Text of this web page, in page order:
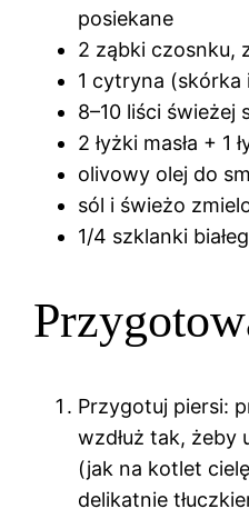
posiekane
2 ząbki czosnku,
1 cytryna (skórka
8–10 liści świeżej
2 łyżki masła + 1
olivowy olej do
sól i świeżo
1/4 szklanki
Przygotuj piersi:
wzdłuż tak, żeby
(jak na kotlet
delikatnie